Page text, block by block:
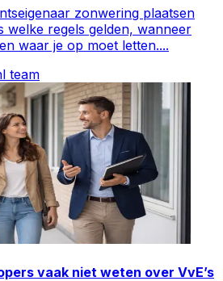
zonwering plaatsen
welke regels gelden, wanneer
waar je op moet letten....
team
vaak niet weten over VvE’s